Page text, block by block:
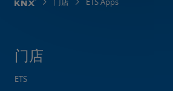
门店
ETS